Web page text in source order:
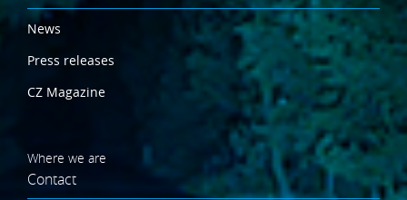
News
Press releases
CZ Magazine
Where we are
Contact